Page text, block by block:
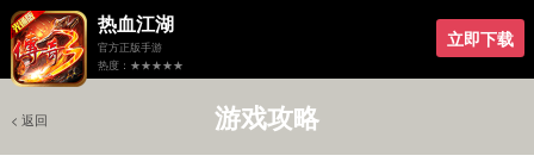
热血江湖
官方正版手游
热度：★★★★★
立即下载
游戏攻略
< 返回